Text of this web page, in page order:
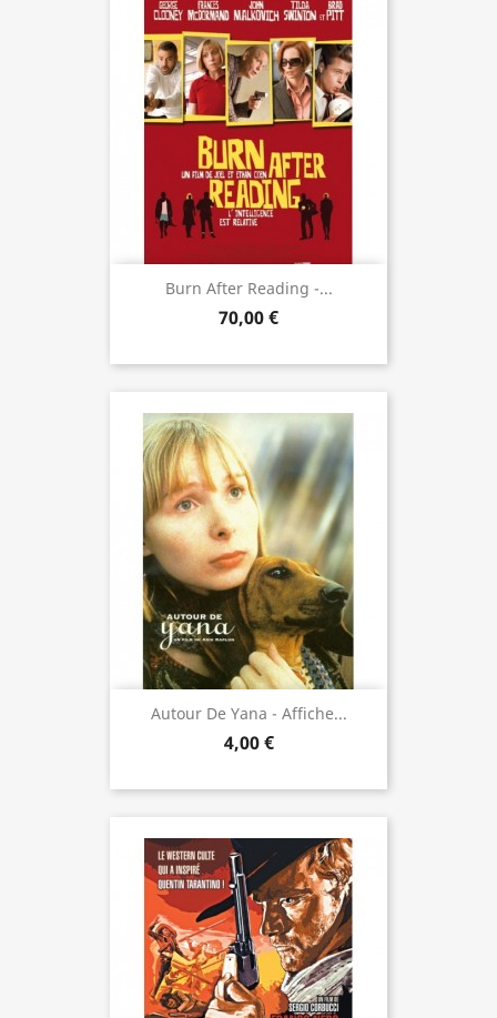
Burn After Reading -...
70,00 €
Autour De Yana - Affiche...
4,00 €